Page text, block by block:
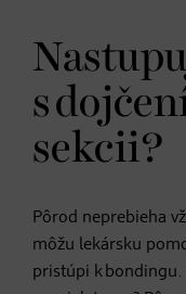
s
sekcii?
Pôrod neprebieha
môžu lekársku
pristúpi k bondingu.